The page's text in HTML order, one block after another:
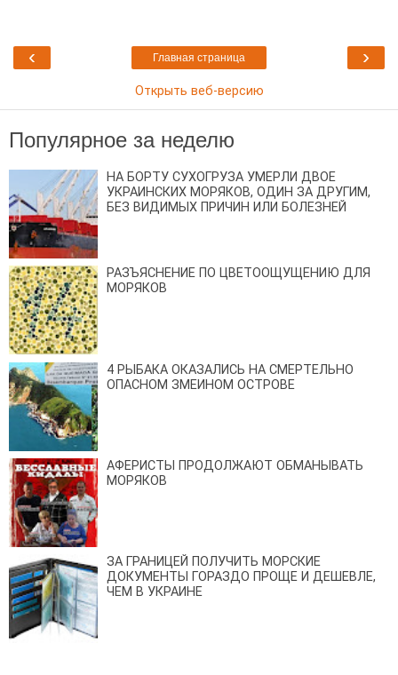
‹ ›
Главная страница
Открыть веб-версию
Популярное за неделю
НА БОРТУ СУХОГРУЗА УМЕРЛИ ДВОЕ
УКРАИНСКИХ МОРЯКОВ, ОДИН ЗА ДРУГИМ,
БЕЗ ВИДИМЫХ ПРИЧИН ИЛИ БОЛЕЗНЕЙ
РАЗЪЯСНЕНИЕ ПО ЦВЕТООЩУЩЕНИЮ ДЛЯ
МОРЯКОВ
4 РЫБАКА ОКАЗАЛИСЬ НА СМЕРТЕЛЬНО
ОПАСНОМ ЗМЕИНОМ ОСТРОВЕ
АФЕРИСТЫ ПРОДОЛЖАЮТ ОБМАНЫВАТЬ
МОРЯКОВ
ЗА ГРАНИЦЕЙ ПОЛУЧИТЬ МОРСКИЕ
ДОКУМЕНТЫ ГОРАЗДО ПРОЩЕ И ДЕШЕВЛЕ,
ЧЕМ В УКРАИНЕ